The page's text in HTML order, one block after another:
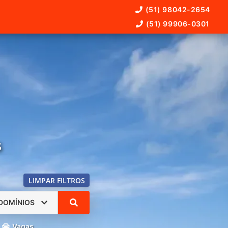
(51) 98042-2654
(51) 99906-0301
LIMPAR FILTROS
Vagas